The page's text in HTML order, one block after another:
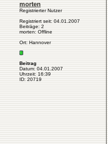
morten
Registrierter Nutzer
Registriert seit: 04.01.2007
Beiträge: 2
morten: Offline
Ort: Hannover
Beitrag
Datum: 04.01.2007
Uhrzeit: 16:39
ID: 20719